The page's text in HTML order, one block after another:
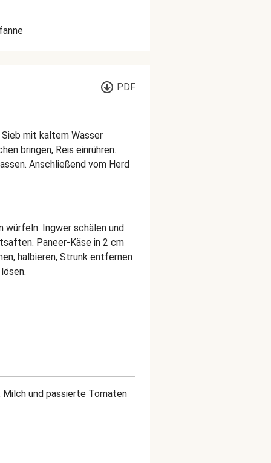
PDF
Sieb mit kaltem Wasser
bringen, Reis einrühren.
Anschließend vom Herd
würfeln. Ingwer schälen und
Paneer-Käse in 2 cm
halbieren, Strunk entfernen
Milch und passierte Tomaten